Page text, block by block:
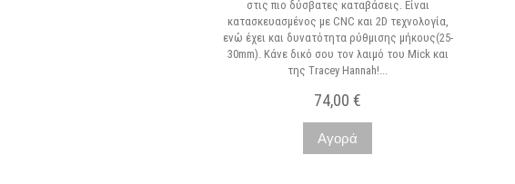
στις πιο δύσβατες καταβάσεις. Είναι
κατασκευασμένος με CNC και 2D τεχνολογία,
ενώ έχει και δυνατότητα ρύθμισης μήκους(25-
30mm). Κάνε δικό σου τον λαιμό του Mick και
της Tracey Hannah!...
74,00 €
Αγορά